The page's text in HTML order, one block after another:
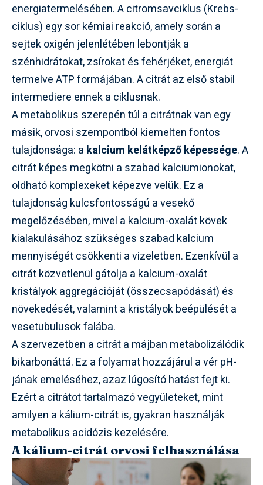
energiatermelésében. A citromsavciklus (Krebs-
ciklus) egy sor kémiai reakció, amely során a
sejtek oxigén jelenlétében lebontják a
szénhidrátokat, zsírokat és fehérjéket, energiát
termelve ATP formájában. A citrát az első stabil
intermediere ennek a ciklusnak.
A metabolikus szerepén túl a citrátnak van egy
másik, orvosi szempontból kiemelten fontos
tulajdonsága: a kalcium kelátképző képessége. A
citrát képes megkötni a szabad kalciumionokat,
oldható komplexeket képezve velük. Ez a
tulajdonság kulcsfontosságú a vesekő
megelőzésében, mivel a kalcium-oxalát kövek
kialakulásához szükséges szabad kalcium
mennyiségét csökkenti a vizeletben. Ezenkívül a
citrát közvetlenül gátolja a kalcium-oxalát
kristályok aggregációját (összecsapódását) és
növekedését, valamint a kristályok beépülését a
vesetubulusok falába.
A szervezetben a citrát a májban metabolizálódik
bikarbonáttá. Ez a folyamat hozzájárul a vér pH-
jának emeléséhez, azaz lúgosító hatást fejt ki.
Ezért a citrátot tartalmazó vegyületeket, mint
amilyen a kálium-citrát is, gyakran használják
metabolikus acidózis kezelésére.
A kálium-citrát orvosi felhasználása